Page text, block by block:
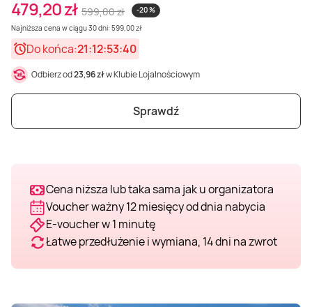
Weekend w SPA
Mazury
Masaż klasyczny
Masaż pleców
Masaż sportowy
Masaż Antycellulitowy
Masaż całego ciała
Masaż czekoladą
Pojazdy specjalne
Jazda po torze
Jazda czołgiem
Fitness
Sporty zimowe
Wspinaczka
Kurs żeglarski
Kurs motorowodny
SUP
479,20 zł 599,00 zł
-20 %
Najniższa cena w ciągu 30 dni: 599,00 zł
Do końca:21:12:53:38
Odbierz od23,96 złw Klubie Lojalnościowym
Sprawdź
Cena niższa lub taka sama jak u organizatora
Voucher ważny 12 miesięcy od dnia nabycia
E-voucher w 1 minutę
Łatwe przedłużenie i wymiana, 14 dni na zwrot